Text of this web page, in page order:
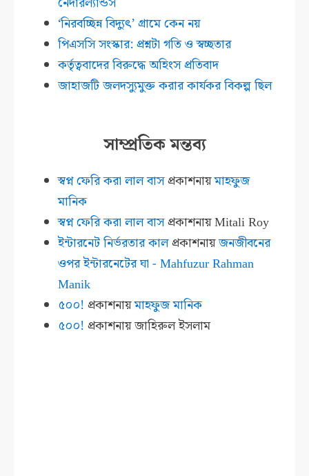
‘নিরবচ্ছিন্ন বিদ্যুৎ’ গ্রামে কেন নয়
পিএসসি সংস্কার: প্রশ্নটা গতি ও স্বচ্ছতার
কর্তৃত্ববাদের বিরুদ্ধে অহিংস প্রতিবাদ
জাহাজটি জলদস্যুমুক্ত করার কার্যকর বিকল্প ছিল
সাম্প্রতিক মন্তব্য
স্বপ্ন ফেরি করা লাল বাসপ্রকাশনায়মাহফুজ
মানিক
স্বপ্ন ফেরি করা লাল বাসপ্রকাশনায়Mitali Roy
ইন্টারনেট নির্ভরতার কালপ্রকাশনায়জনজীবনের
ওপর ইন্টারনেটের ঘা - Mahfuzur Rahman
Manik
৫০০! প্রকাশনায়মাহফুজ মানিক
৫০০! প্রকাশনায়জাহিরুল ইসলাম